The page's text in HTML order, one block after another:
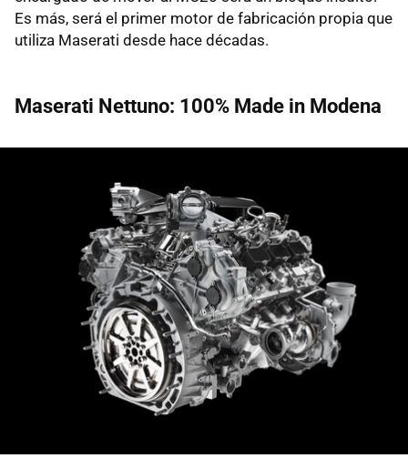
Es más, será el primer motor de fabricación propia que
utiliza Maserati desde hace décadas.
Maserati Nettuno: 100% Made in Modena